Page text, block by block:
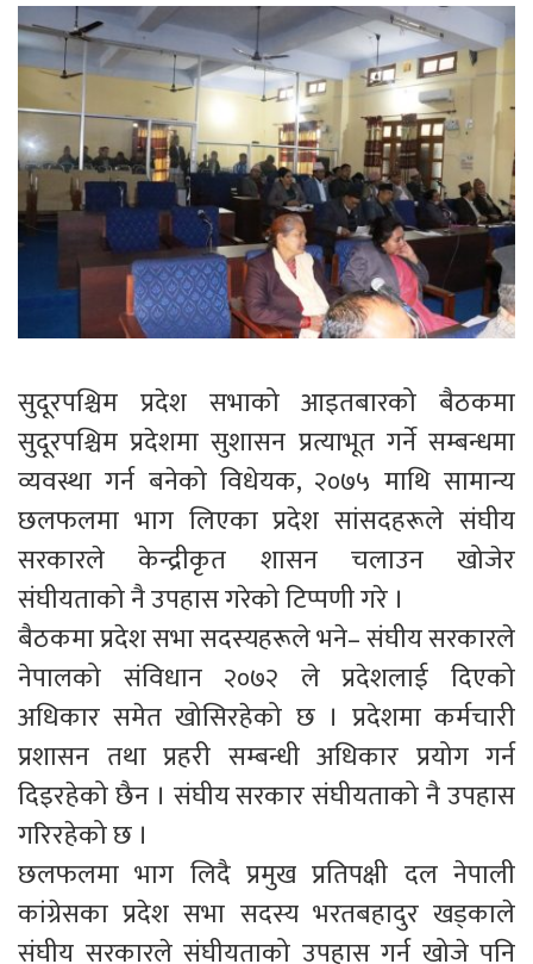
सुदूरपश्चिम प्रदेश सभाको आइतबारको बैठकमा
सुदूरपश्चिम प्रदेशमा सुशासन प्रत्याभूत गर्ने सम्बन्धमा
व्यवस्था गर्न बनेको विधेयक, २०७५ माथि सामान्य
छलफलमा भाग लिएका प्रदेश सांसदहरूले संघीय
सरकारले केन्द्रीकृत शासन चलाउन खोजेर
संघीयताको नै उपहास गरेको टिप्पणी गरे ।
बैठकमा प्रदेश सभा सदस्यहरूले भने– संघीय सरकारले
नेपालको संविधान २०७२ ले प्रदेशलाई दिएको
अधिकार समेत खोसिरहेको छ । प्रदेशमा कर्मचारी
प्रशासन तथा प्रहरी सम्बन्धी अधिकार प्रयोग गर्न
दिइरहेको छैन । संघीय सरकार संघीयताको नै उपहास
गरिरहेको छ ।
छलफलमा भाग लिदै प्रमुख प्रतिपक्षी दल नेपाली
कांग्रेसका प्रदेश सभा सदस्य भरतबहादुर खड्काले
संघीय सरकारले संघीयताको उपहास गर्न खोजे पनि